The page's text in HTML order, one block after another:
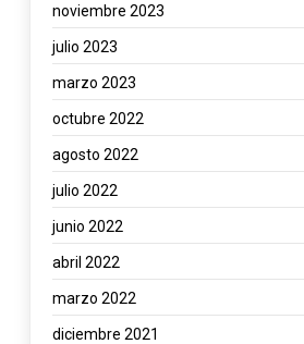
noviembre 2023
julio 2023
marzo 2023
octubre 2022
agosto 2022
julio 2022
junio 2022
abril 2022
marzo 2022
diciembre 2021